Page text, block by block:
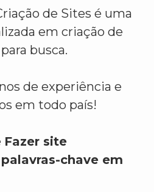
de Sites é uma
em criação de
busca.
de experiência e
em todo país!
Fazer site
chave em